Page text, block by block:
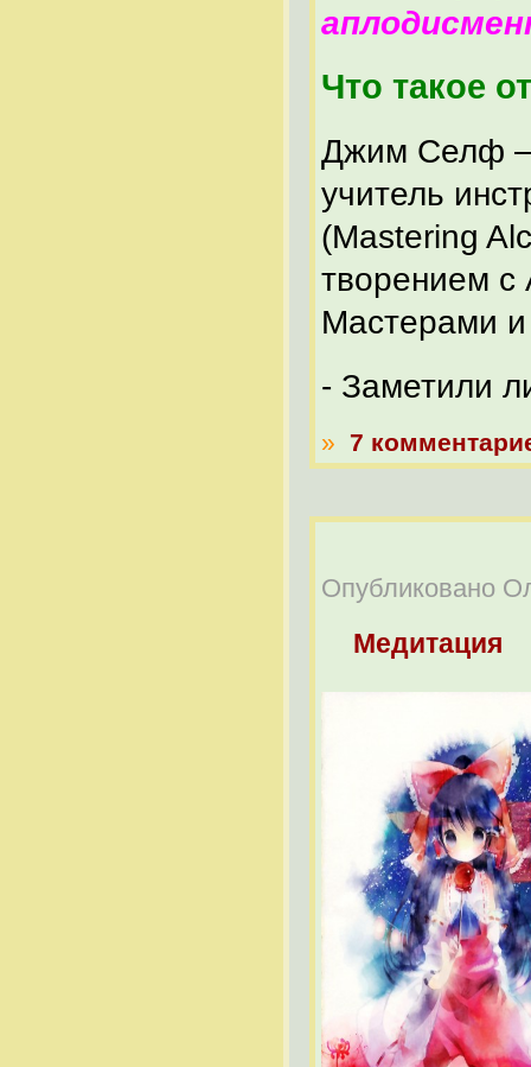
Что такое
Джим Селф –
учитель
(Mastering
творением с
Мастерами
- Заметили
» 7
Опубликовано
Медитация